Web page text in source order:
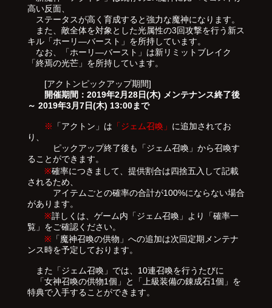
高い反面、
ステータスが高く育成すると強力な魔神になります。
また、敵全体を対象とした光属性の3回攻撃を行う新ス
キル「ホーリ―バースト」を所持しています。
なお、「ホーリ―バースト」は新リミットブレイク
「終焉の光芒」を所持しています。
[アクトンピックアップ期間]
開催期間：2019年2月28日(木) メンテナンス終了後
～ 2019年3月7日(木) 13:00まで
※ 「アクトン」は 「ジェム召喚」 に追加されてお
り、
ピックアップ終了後も「ジェム召喚」から召喚す
ることができます。
※確率につきまして、提供割合は四捨五入して記載
されるため、
アイテムごとの確率の合計が100%にならない場合
があります。
※詳しくは、ゲーム内「ジェム召喚」より「確率一
覧」をご確認ください。
※ 「魔神召喚の供物」への追加は次回定期メンテナ
ンス時を予定しております。
また「ジェム召喚」では、10連召喚を行うたびに
「女神召喚の供物1個」と「上級装備の錬成石1個」を
特典で入手することができます。